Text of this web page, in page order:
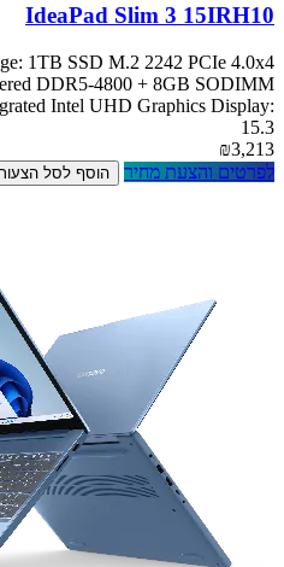
IdeaPad Slim 3 15IRH10
1TB SSD M.2 2242 PCIe 4.0x4
DDR5-4800 + 8GB SODIMM
Intel UHD Graphics Display:
15.3
₪3,213
לפרטים והצעת מחיר
הוסף לסל